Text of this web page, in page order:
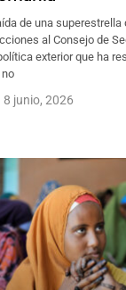
de una
al Consejo de
exterior que ha
8 junio, 2026